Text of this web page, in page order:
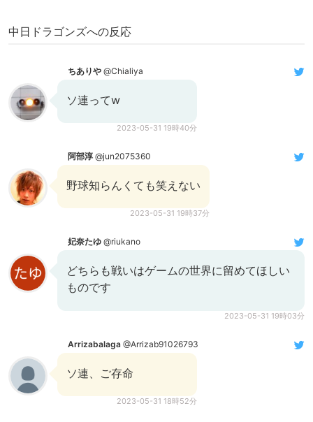
中日ドラゴンズへの反応
ちありや @Chialiya
ソ連ってw
2023-05-31 19時40分
阿部淳 @jun2075360
野球知らんくても笑えない
2023-05-31 19時37分
妃奈たゆ @riukano
どちらも戦いはゲームの世界に留めてほしい
ものです
2023-05-31 19時03分
Arrizabalaga @Arrizab91026793
ソ連、ご存命
2023-05-31 18時52分